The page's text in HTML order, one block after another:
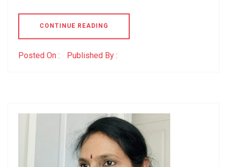
CONTINUE READING
Posted On : Published By :